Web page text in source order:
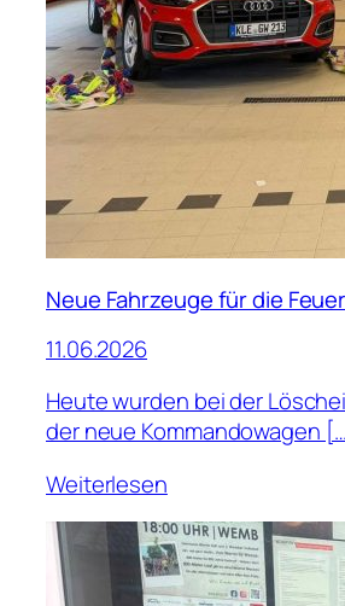
Neue Fahrzeuge für die
11.06.2026
Heute wurden bei der
der neue Kommandowagen
Weiterlesen